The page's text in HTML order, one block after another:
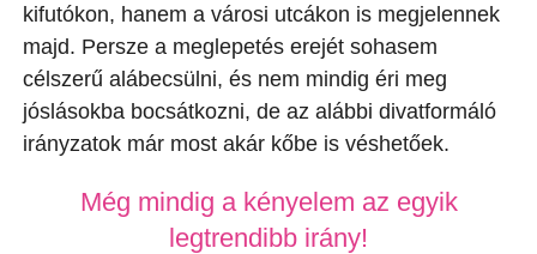
kifutókon, hanem a városi utcákon is megjelennek
majd. Persze a meglepetés erejét sohasem
célszerű alábecsülni, és nem mindig éri meg
jóslásokba bocsátkozni, de az alábbi divatformáló
irányzatok már most akár kőbe is véshetőek.
Még mindig a kényelem az egyik
legtrendibb irány!